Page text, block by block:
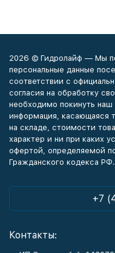
2026 © Гидролайф — Мы
персональные данные
соответствии с
согласия на обработку
необходимо покинуть наш
информация, касающаяся
на складе, стоимости
характер и ни при каких
офертой, определяемой
Гражданского кодекса РФ.
+7
Контакты: